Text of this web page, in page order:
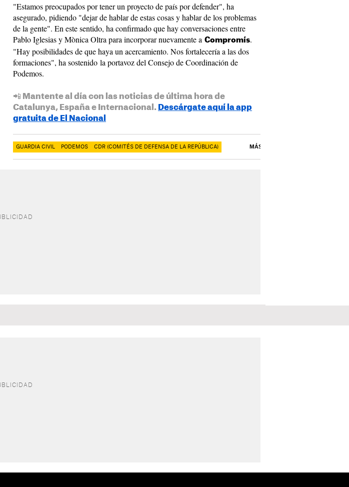
"Estamos preocupados por tener un proyecto de país por defender", ha
asegurado, pidiendo "dejar de hablar de estas cosas y hablar de los problemas
de la gente". En este sentido, ha confirmado que hay conversaciones entre
Pablo Iglesias y Mònica Oltra para incorporar nuevamente a Compromís.
"Hay posibilidades de que haya un acercamiento. Nos fortalecería a las dos
formaciones", ha sostenido la portavoz del Consejo de Coordinación de
Podemos.
📲 Mantente al día con las noticias de última hora de
Catalunya, España e Internacional. Descárgate aquí la app
gratuita de El Nacional
GUARDIA CIVIL PODEMOS CDR (COMITÉS DE DEFENSA DE LA REPÚBLICA) MÁS